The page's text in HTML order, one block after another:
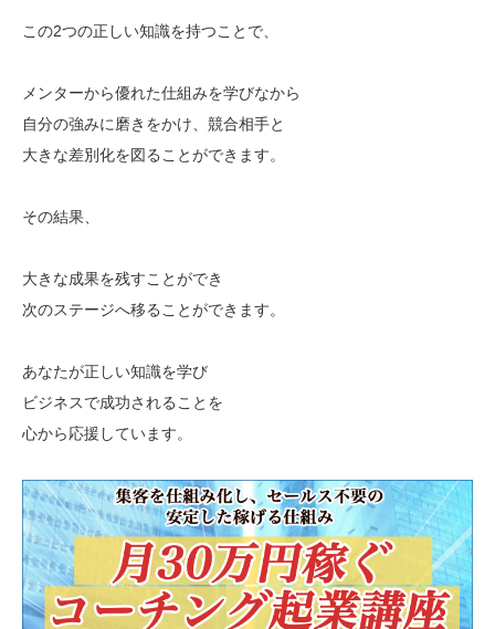
この2つの正しい知識を持つことで、
メンターから優れた仕組みを学びなから
自分の強みに磨きをかけ、競合相手と
大きな差別化を図ることができます。
その結果、
大きな成果を残すことができ
次のステージへ移ることができます。
あなたが正しい知識を学び
ビジネスで成功されることを
心から応援しています。